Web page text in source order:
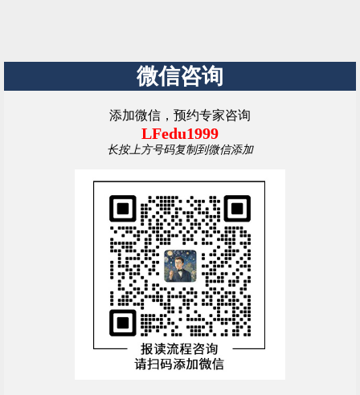
微信咨询
添加微信，预约专家咨询
LFedu1999
长按上方号码复制到微信添加